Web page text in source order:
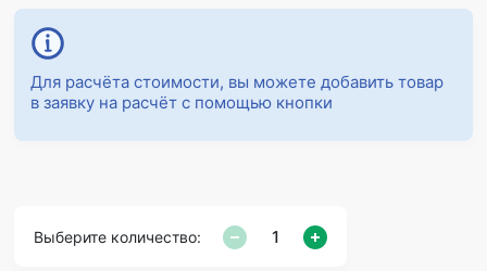
Для расчёта стоимости, вы можете добавить товар
в заявку на расчёт с помощью кнопки
Выберите количество: